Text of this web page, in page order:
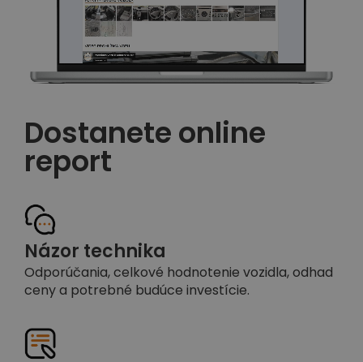
Dostanete online
report
Názor technika
Odporúčania, celkové hodnotenie vozidla, odhad
ceny a potrebné budúce investície.